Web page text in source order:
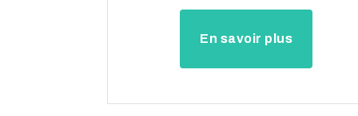
En savoir plus